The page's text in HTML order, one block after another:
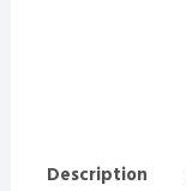
Description